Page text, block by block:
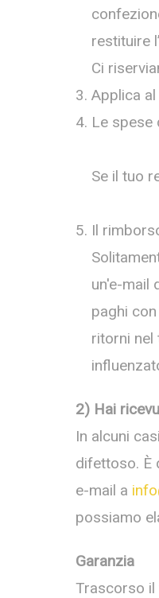
restituire
Ci
Applica
Le spese
Se il tuo
Il
un'e-mail
paghi
ritorni nel
2) Hai
In alcuni
difettoso. È
e-mail a
possiamo
Garanzia
Trascorso il